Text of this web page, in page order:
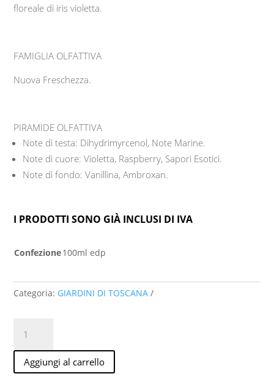
floreale di iris violetta.
FAMIGLIA OLFATTIVA
Nuova Freschezza.
PIRAMIDE OLFATTIVA
Note di testa: Dihydrimyrcenol, Note Marine.
Note di cuore: Violetta, Raspberry, Sapori Esotici.
Note di fondo: Vanillina, Ambroxan.
I PRODOTTI SONO GIÀ INCLUSI DI IVA
Confezione100ml edp
Categoria: GIARDINI DI TOSCANA
Toscana
Celeste
Aggiungi al carrello